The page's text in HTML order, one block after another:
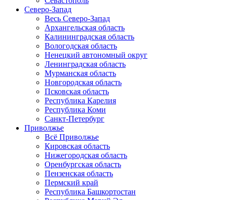
Северо-Запад
Весь Северо-Запад
Архангельская область
Калининградская область
Вологодская область
Ненецкий автономный округ
Ленинградская область
Мурманская область
Новгородская область
Псковская область
Республика Карелия
Республика Коми
Санкт-Петербург
Приволжье
Всё Приволжье
Кировская область
Нижегородская область
Оренбургская область
Пензенская область
Пермский край
Республика Башкортостан